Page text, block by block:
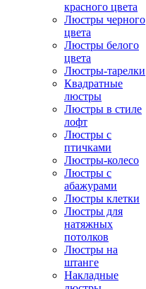
красного цвета
Люстры черного
цвета
Люстры белого
цвета
Люстры-тарелки
Квадратные
люстры
Люстры в стиле
лофт
Люстры с
птичками
Люстры-колесо
Люстры с
абажурами
Люстры клетки
Люстры для
натяжных
потолков
Люстры на
штанге
Накладные